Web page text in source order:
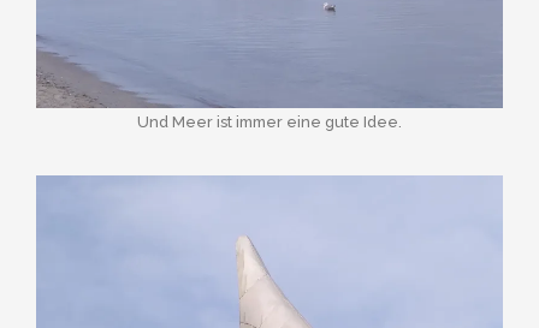
Und Meer ist immer eine gute Idee.